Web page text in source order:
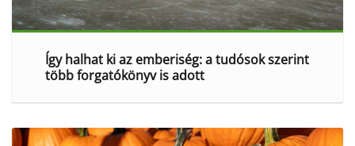
Így halhat ki az emberiség: a tudósok szerint
több forgatókönyv is adott